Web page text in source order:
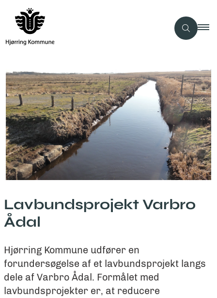
Lavbundsprojekt Varbro
Ådal
Hjørring Kommune udfører en
forundersøgelse af et lavbundsprojekt langs
dele af Varbro Ådal. Formålet med
lavbundsprojekter er, at reducere